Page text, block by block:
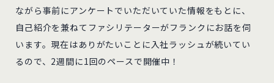
ながら事前にアンケートでいただいていた情報をもとに、
自己紹介を兼ねてファシリテーターがフランクにお話を伺
います。現在はありがたいことに入社ラッシュが続いてい
るので、2週間に1回のペースで開催中！